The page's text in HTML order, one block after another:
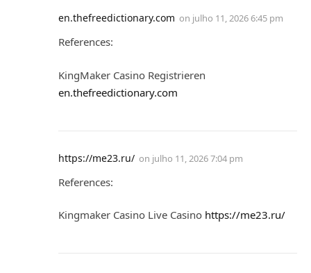
en.thefreedictionary.com on julho 11, 2026 6:45 pm
References:
KingMaker Casino Registrieren
en.thefreedictionary.com
https://me23.ru/ on julho 11, 2026 7:04 pm
References:
Kingmaker Casino Live Casino https://me23.ru/